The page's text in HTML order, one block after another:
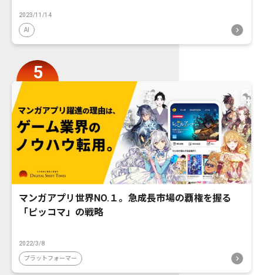
2023/11/14
AI
マンガアプリ世界NO.１。急成長市場の覇権を握る
「ピッコマ」の戦略
2022/3/8
プラットフォーマー